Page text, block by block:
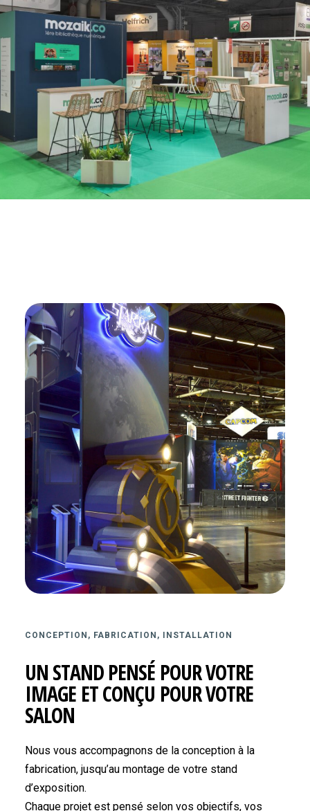
CONCEPTION, FABRICATION, INSTALLATION
UN STAND PENSÉ POUR VOTRE
IMAGE ET CONÇU POUR VOTRE
SALON
Nous vous accompagnons de la conception à la
fabrication, jusqu’au montage de votre stand
d’exposition.
Chaque projet est pensé selon vos objectifs, vos